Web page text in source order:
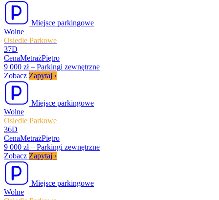
Miejsce parkingowe
Wolne
Osiedle Parkowe
37D
CenaMetrażPiętro
9 000 zł – Parkingi zewnętrzne
Zobacz Zapytaj ›
Miejsce parkingowe
Wolne
Osiedle Parkowe
36D
CenaMetrażPiętro
9 000 zł – Parkingi zewnętrzne
Zobacz Zapytaj ›
Miejsce parkingowe
Wolne